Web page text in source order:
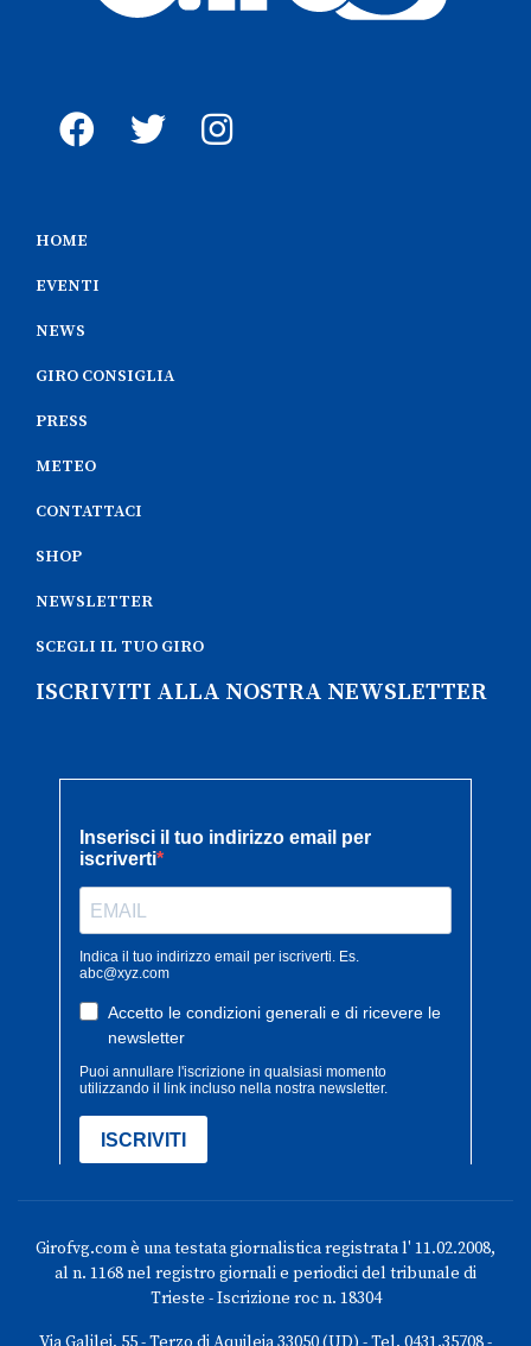
HOME
EVENTI
NEWS
GIRO CONSIGLIA
PRESS
METEO
CONTATTACI
SHOP
NEWSLETTER
SCEGLI IL TUO GIRO
ISCRIVITI ALLA NOSTRA NEWSLETTER
Girofvg.com è una testata giornalistica registrata l' 11.02.2008,
al n. 1168 nel registro giornali e periodici del tribunale di
Trieste - Iscrizione roc n. 18304